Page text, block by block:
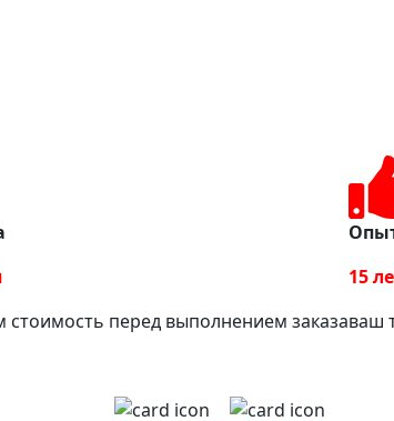
стоимость перед выполнением заказа
15
ваш